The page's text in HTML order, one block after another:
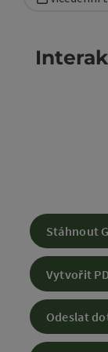
Stáhnout
Vytvořit
Odeslat